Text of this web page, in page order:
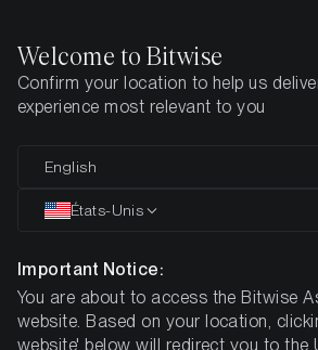
Page d'accueil Apprendre Guide des
Qu'est-ce que le
Welcome to Bitwise
Confirm your location to help us
experience most relevant to you
English
États-Unis
Important Notice:
You are about to access the Bitwise
website. Based on your location,
website' below will redirect you to the